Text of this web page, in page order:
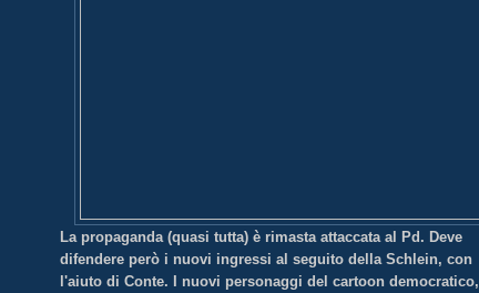
La propaganda (quasi tutta) è rimasta attaccata al Pd. Deve
difendere però i nuovi ingressi al seguito della Schlein, con
l'aiuto di Conte. I nuovi personaggi del cartoon democratico,